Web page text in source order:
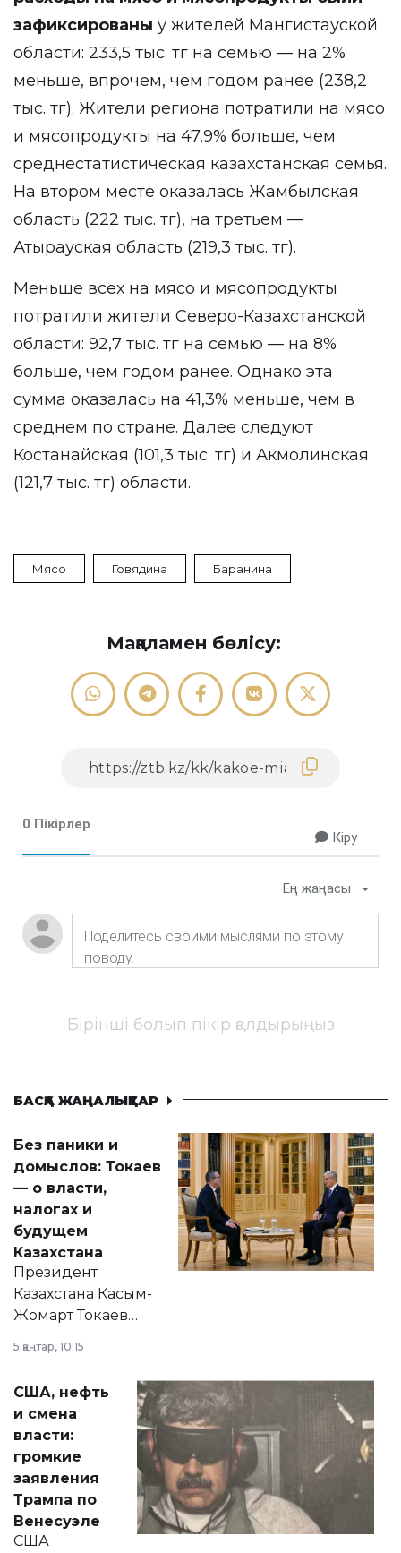
зафиксированы у жителей Мангистауской
области: 233,5 тыс. тг на семью — на 2%
меньше, впрочем, чем годом ранее (238,2
тыс. тг). Жители региона потратили на мясо
и мясопродукты на 47,9% больше, чем
среднестатистическая казахстанская семья.
На втором месте оказалась Жамбылская
область (222 тыс. тг), на третьем —
Атырауская область (219,3 тыс. тг).
Меньше всех на мясо и мясопродукты
потратили жители Северо-Казахстанской
области: 92,7 тыс. тг на семью — на 8%
больше, чем годом ранее. Однако эта
сумма оказалась на 41,3% меньше, чем в
среднем по стране. Далее следуют
Костанайская (101,3 тыс. тг) и Акмолинская
(121,7 тыс. тг) области.
Мясо Говядина Баранина
Мақаламен бөлісу:
0 Пікірлер
Кіру
Ең жаңасы
Бірінші болып пікір қалдырыңыз
БАСҚА ЖАҢАЛЫҚТАР
Без паники и
домыслов: Токаев
— о власти,
налогах и
будущем
Казахстана
Президент
Казахстана Касым-
Жомарт Токаев
сразу несколько
актуальных тем —
от слухов о
политических
реформах до
вопросов армии,
экономики и
личного здоровья.
5 қаңтар, 10:15
США, нефть
и смена
власти:
громкие
заявления
Трампа по
Венесуэле
США